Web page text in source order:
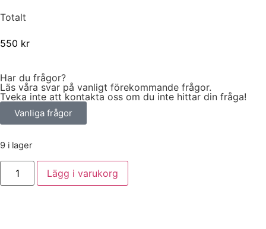
Totalt
550 kr
Har du frågor?
Läs våra svar på vanligt förekommande frågor.
Tveka inte att kontakta oss om du inte hittar din fråga!
Vanliga frågor
9 i lager
Lägg i varukorg